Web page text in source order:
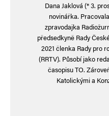
Cestou by bylo
by pojišťovny mohli
pojištěnce
podobně jako u
Dana Jaklová (* 3.
novinářka.
zpravodajka
předsedkyně Rady
2021 členka Rady pro
(RRTV). Působí jako
časopisu TO.
Katolickými a